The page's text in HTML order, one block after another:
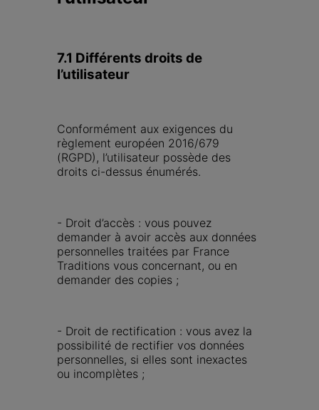
7.1 Différents droits de
l’utilisateur
Conformément aux exigences du
règlement européen 2016/679
(RGPD), l’utilisateur possède des
droits ci-dessus énumérés.
- Droit d’accès : vous pouvez
demander à avoir accès aux données
personnelles traitées par France
Traditions vous concernant, ou en
demander des copies ;
- Droit de rectification : vous avez la
possibilité de rectifier vos données
personnelles, si elles sont inexactes
ou incomplètes ;